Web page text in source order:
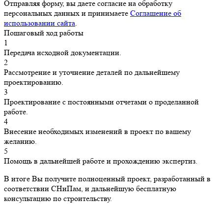
Отправляя форму, вы даете согласие на обработку
персональных данных и принимаете Соглашение об
использовании сайта
Пошаговый ход работы
1
Передача исходной документации.
2
Рассмотрение и уточнение деталей по дальнейшему
проектированию.
3
Проектирование с постоянными отчетами о проделанной
работе.
4
Внесение необходимых изменений в проект по вашему
желанию.
5
Помощь в дальнейшей работе и прохождению экспертиз.
В итоге Вы получите полноценный проект, разработанный в
соответствии СНиПам, и дальнейшую бесплатную
консультацию по строительству.